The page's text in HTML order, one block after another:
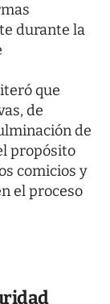
durante la
que
de
de
propósito
comicios y
el proceso